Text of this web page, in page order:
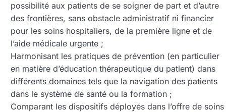
possibilité aux patients de se soigner de part et d’autre
des frontières, sans obstacle administratif ni financier
pour les soins hospitaliers, de la première ligne et de
l’aide médicale urgente ;
Harmonisant les pratiques de prévention (en particulier
en matière d’éducation thérapeutique du patient) dans
différents domaines tels que la navigation des patients
dans le système de santé ou la formation ;
Comparant les dispositifs déployés dans l’offre de soins